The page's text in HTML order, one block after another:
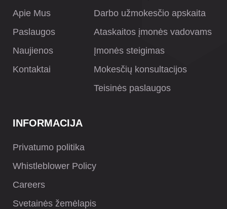
Apie Mus
Paslaugos
Naujienos
Kontaktai
Darbo užmokesčio apskaita
Ataskaitos įmonės vadovams
Įmonės steigimas
Mokesčių konsultacijos
Teisinės paslaugos
INFORMACIJA
Privatumo politika
Whistleblower Policy
Careers
Svetainės žemėlapis